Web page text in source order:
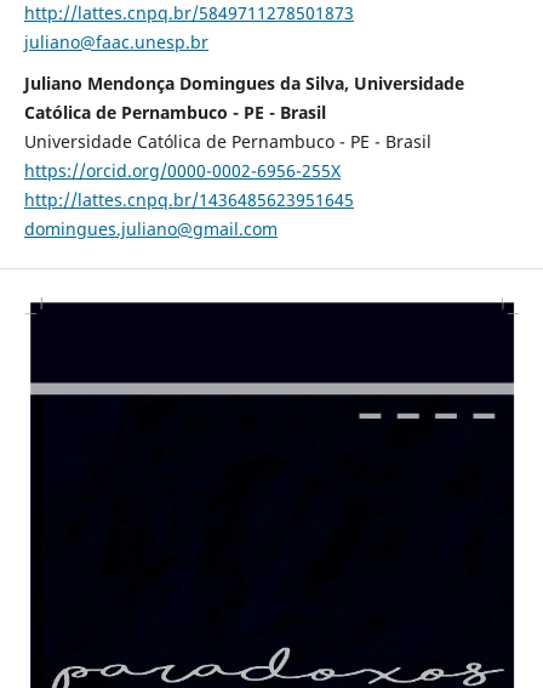
http://lattes.cnpq.br/5849711278501873
juliano@faac.unesp.br
Juliano Mendonça Domingues da Silva, Universidade
Católica de Pernambuco - PE - Brasil
Universidade Católica de Pernambuco - PE - Brasil
https://orcid.org/0000-0002-6956-255X
http://lattes.cnpq.br/1436485623951645
domingues.juliano@gmail.com